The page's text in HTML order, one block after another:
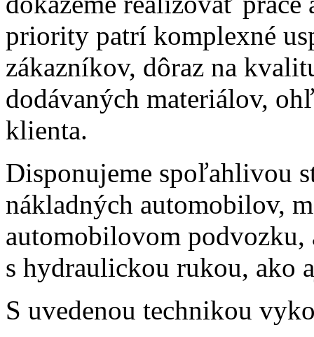
priority patrí komplexné
zákazníkov, dôraz na
dodávaných materiálov,
klienta.
Disponujeme spoľahlivou
nákladných automobilov,
automobilovom podvozku,
s hydraulickou rukou, ako
S uvedenou technikou